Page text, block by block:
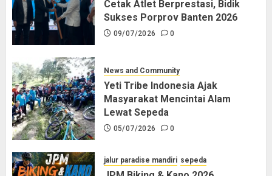
Cetak Atlet Berprestasi, Bidik
Sukses Porprov Banten 2026
09/07/2026 0
News and Community
Yeti Tribe Indonesia Ajak
Masyarakat Mencintai Alam
Lewat Sepeda
05/07/2026 0
jalur paradise mandiri sepeda